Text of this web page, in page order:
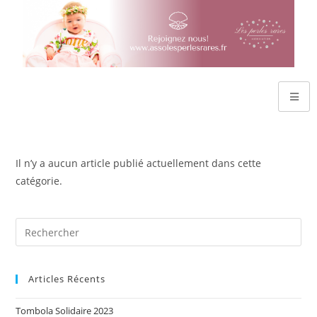
Il n’y a aucun article publié actuellement dans cette
catégorie.
Articles Récents
Tombola Solidaire 2023